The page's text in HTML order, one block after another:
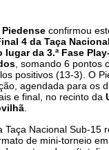
confirmou
4 da Taça
lugar da 3.ª Fase
, somando 6 pontos
positivos (13-3). O
agendada para os
e final, no recinto da
Taça Nacional Sub-15
de mini-torneio